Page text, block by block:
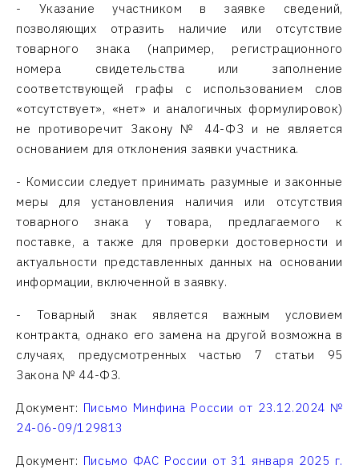
- Указание участником в заявке сведений,
позволяющих отразить наличие или отсутствие
товарного знака (например, регистрационного
номера свидетельства или заполнение
соответствующей графы с использованием слов
«отсутствует», «нет» и аналогичных формулировок)
не противоречит Закону № 44-ФЗ и не является
основанием для отклонения заявки участника.
- Комиссии следует принимать разумные и законные
меры для установления наличия или отсутствия
товарного знака у товара, предлагаемого к
поставке, а также для проверки достоверности и
актуальности представленных данных на основании
информации, включенной в заявку.
- Товарный знак является важным условием
контракта, однако его замена на другой возможна в
случаях, предусмотренных частью 7 статьи 95
Закона № 44-ФЗ.
Документ: Письмо Минфина России от 23.12.2024 №
24-06-09/129813
Документ: Письмо ФАС России от 31 января 2025 г.